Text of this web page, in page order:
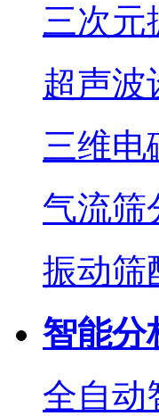
三次元
超声波
三维电
气流筛
振动筛
智能分
全自动